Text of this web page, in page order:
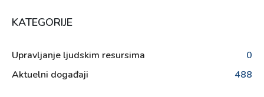
KATEGORIJE
Upravljanje ljudskim resursima
0
Aktuelni događaji
488